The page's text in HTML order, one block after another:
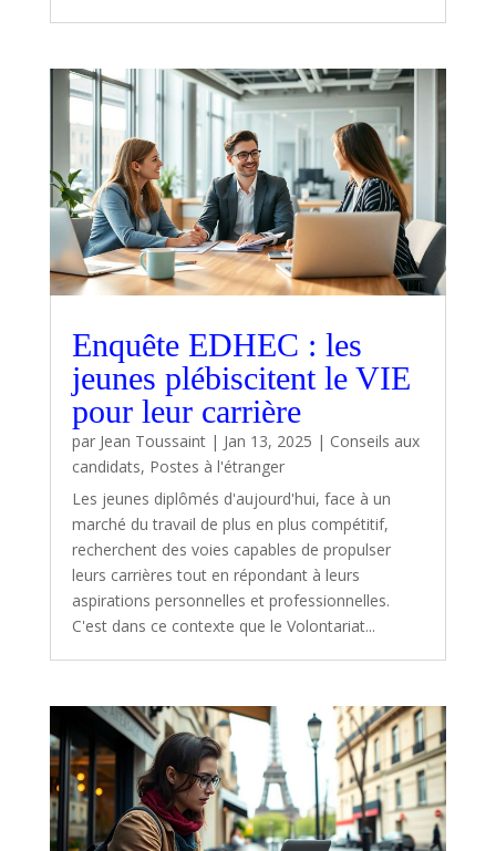
Enquête EDHEC : les
jeunes plébiscitent le VIE
pour leur carrière
par Jean Toussaint| Jan 13, 2025 | Conseils aux
candidats, Postes à l'étranger
Les jeunes diplômés d'aujourd'hui, face à un
marché du travail de plus en plus compétitif,
recherchent des voies capables de propulser
leurs carrières tout en répondant à leurs
aspirations personnelles et professionnelles.
C'est dans ce contexte que le Volontariat...